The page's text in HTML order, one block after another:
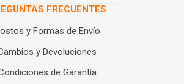
FRECUENTES
y Formas de Envío
y Devoluciones
de Garantía